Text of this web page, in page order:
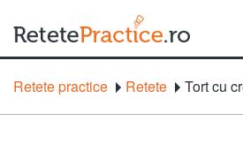
Retete practice Retete Tort cu